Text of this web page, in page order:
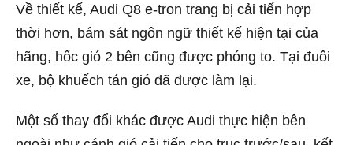
Về thiết kế, Audi Q8 e-tron trang bị cải tiến hợp
thời hơn, bám sát ngôn ngữ thiết kế hiện tại của
hãng, hốc gió 2 bên cũng được phóng to. Tại đuôi
xe, bộ khuếch tán gió đã được làm lại.
Một số thay đổi khác được Audi thực hiện bên